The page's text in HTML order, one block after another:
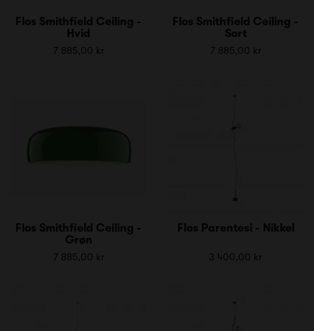
Flos Smithfield Ceiling -
Hvid
7 885,00 kr
Flos Smithfield Ceiling -
Sort
7 885,00 kr
Flos Smithfield Ceiling -
Grøn
7 885,00 kr
Flos Parentesi - Nikkel
3 400,00 kr